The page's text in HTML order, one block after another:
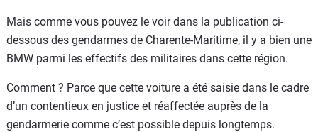
Mais comme vous pouvez le voir dans la publication ci-
dessous des gendarmes de Charente-Maritime, il y a bien une
BMW parmi les effectifs des militaires dans cette région.
Comment ? Parce que cette voiture a été saisie dans le cadre
d’un contentieux en justice et réaffectée auprès de la
gendarmerie comme c’est possible depuis longtemps.